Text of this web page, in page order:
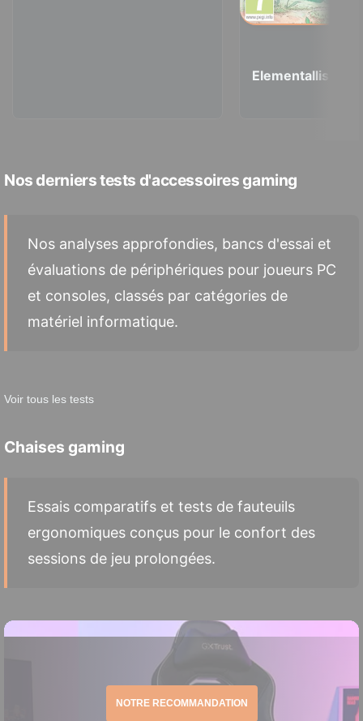
Elementallis
Nos derniers tests d'accessoires gaming
Nos analyses approfondies, bancs d'essai et
évaluations de périphériques pour joueurs PC
et consoles, classés par catégories de
matériel informatique.
Voir tous les tests
Chaises gaming
Essais comparatifs et tests de fauteuils
ergonomiques conçus pour le confort des
sessions de jeu prolongées.
NOTRE RECOMMANDATION